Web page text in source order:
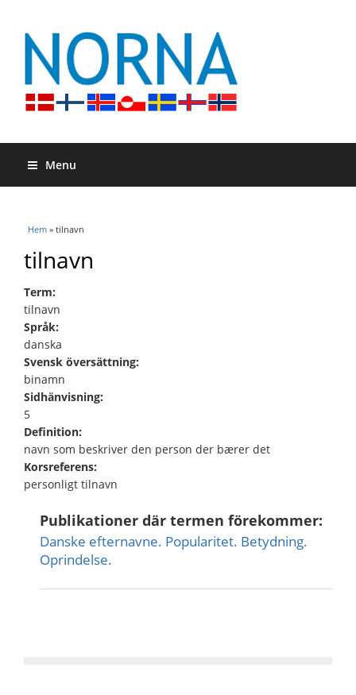
Menu
Du är här
Hem » tilnavn
tilnavn
Term:
tilnavn
Språk:
danska
Svensk översättning:
binamn
Sidhänvisning:
5
Definition:
navn som beskriver den person der bærer det
Korsreferens:
personligt tilnavn
Publikationer där termen förekommer:
Danske efternavne. Popularitet. Betydning.
Oprindelse.